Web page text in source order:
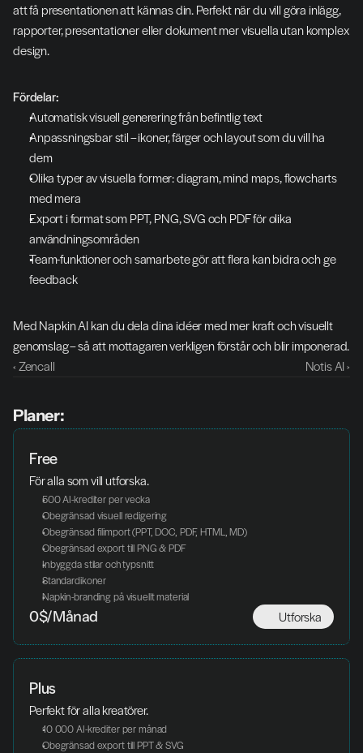
att få presentationen att kännas din. Perfekt när du vill göra inlägg,
rapporter, presentationer eller dokument mer visuella utan komplex
design.
Fördelar:
Automatisk visuell generering från befintlig text
Anpassningsbar stil – ikoner, färger och layout som du vill ha
dem
Olika typer av visuella former: diagram, mind maps, flowcharts
med mera
Export i format som PPT, PNG, SVG och PDF för olika
användningsområden
Team-funktioner och samarbete gör att flera kan bidra och ge
feedback
Med Napkin AI kan du dela dina idéer med mer kraft och visuellt
genomslag – så att mottagaren verkligen förstår och blir imponerad.
‹ Zencall
Notis AI ›
Planer:
Free
För alla som vill utforska.
500 AI-krediter per vecka
Obegränsad visuell redigering
Obegränsad filimport (PPT, DOC, PDF, HTML, MD)
Obegränsad export till PNG & PDF
Inbyggda stilar och typsnitt
Standardikoner
Napkin-branding på visuellt material
Utforska
0$/Månad
Plus
Perfekt för alla kreatörer.
10 000 AI-krediter per månad
Obegränsad export till PPT & SVG